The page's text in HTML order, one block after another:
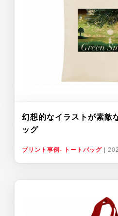
幻想的なイラストが素敵
ッグ
プリント事例- トートバッグ